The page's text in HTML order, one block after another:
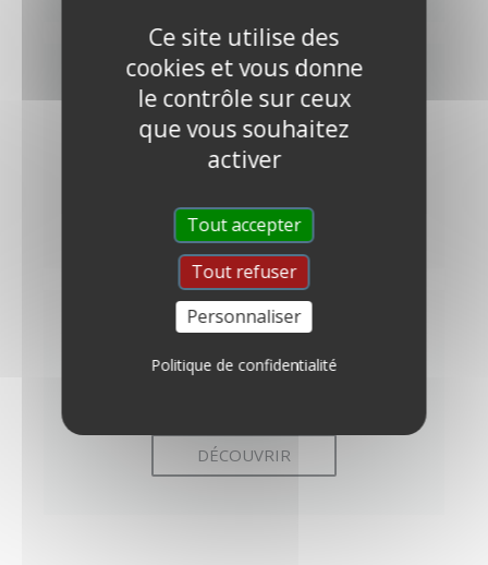
MODE D'EMPLOI
Comment appliquer la peinture mur ?
DÉCOUVRIR
QUESTIONS
DÉCOUVRIR
Ce site utilise des
cookies et vous donne
le contrôle sur ceux
que vous souhaitez
activer
Tout accepter
Tout refuser
Personnaliser
Politique de confidentialité